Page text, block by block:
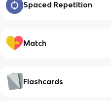
Spaced Repetition
Match
Flashcards